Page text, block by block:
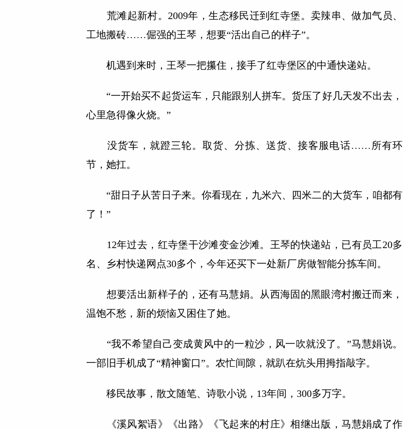
荒滩起新村。2009年，生态移民迁到红寺堡。卖辣串、做加气员、
工地搬砖……倔强的王琴，想要“活出自己的样子”。
机遇到来时，王琴一把攥住，接手了红寺堡区的中通快递站。
“一开始买不起货运车，只能跟别人拼车。货压了好几天发不出去，
心里急得像火烧。”
没货车，就蹬三轮。取货、分拣、送货、接客服电话……所有环
节，她扛。
“甜日子从苦日子来。你看现在，九米六、四米二的大货车，咱都有
了！”
12年过去，红寺堡干沙滩变金沙滩。王琴的快递站，已有员工20多
名、乡村快递网点30多个，今年还买下一处新厂房做智能分拣车间。
想要活出新样子的，还有马慧娟。从西海固的黑眼湾村搬迁而来，
温饱不愁，新的烦恼又困住了她。
“我不希望自己变成黄风中的一粒沙，风一吹就没了。”马慧娟说。
一部旧手机成了“精神窗口”。农忙间隙，就趴在炕头用拇指敲字。
移民故事，散文随笔、诗歌小说，13年间，300多万字。
《溪风絮语》《出路》《飞起来的村庄》相继出版，马慧娟成了作